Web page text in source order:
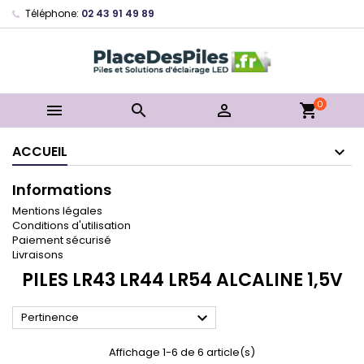
Téléphone: 02 43 91 49 89
   shopping_cart0
ACCUEIL
Informations
Mentions légales
Conditions d'utilisation
Paiement sécurisé
Livraisons
PILES LR43 LR44 LR54 ALCALINE 1,5V
Pertinence 
Affichage 1-6 de 6 article(s)